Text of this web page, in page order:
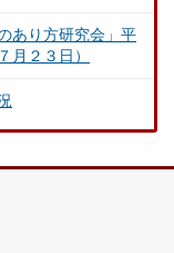
あり方研究会」平
月２３日）